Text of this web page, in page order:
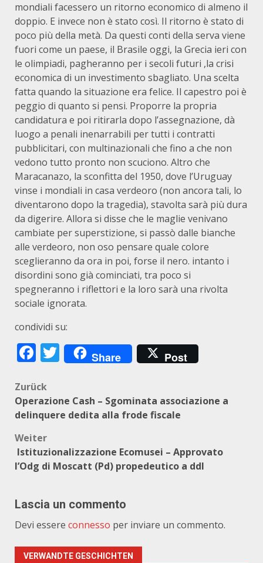
mondiali facessero un ritorno economico di almeno il
doppio. E invece non è stato così. Il ritorno è stato di
poco più della metà. Da questi conti della serva viene
fuori come un paese, il Brasile oggi, la Grecia ieri con
le olimpiadi, pagheranno per i secoli futuri ,la crisi
economica di un investimento sbagliato. Una scelta
fatta quando la situazione era felice. Il capestro poi è
peggio di quanto si pensi. Proporre la propria
candidatura e poi ritirarla dopo l’assegnazione, dà
luogo a penali inenarrabili per tutti i contratti
pubblicitari, con multinazionali che fino a che non
vedono tutto pronto non scuciono. Altro che
Maracanazo, la sconfitta del 1950, dove l’Uruguay
vinse i mondiali in casa verdeoro (non ancora tali, lo
diventarono dopo la tragedia), stavolta sarà più dura
da digerire. Allora si disse che le maglie venivano
cambiate per superstizione, si passò dalle bianche
alle verdeoro, non oso pensare quale colore
sceglieranno da ora in poi, forse il nero. intanto i
disordini sono già cominciati, tra poco si
spegneranno i riflettori e la loro sarà una rivolta
sociale ignorata.
condividi su:
Facebook
Twitter
Share Post
Beitragsnavigation
Zurück
Operazione Cash – Sgominata associazione a
delinquere dedita alla frode fiscale
Weiter
Istituzionalizzazione Ecomusei – Approvato
l’Odg di Moscatt (Pd) propedeutico a ddl
Lascia un commento
Devi essere connesso per inviare un commento.
VERWANDTE GESCHICHTEN